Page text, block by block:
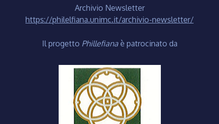
Archivio Newsletter
https://philelfiana.unimc.it/archivio-newsletter/
Il progetto Phillefiana è patrocinato da